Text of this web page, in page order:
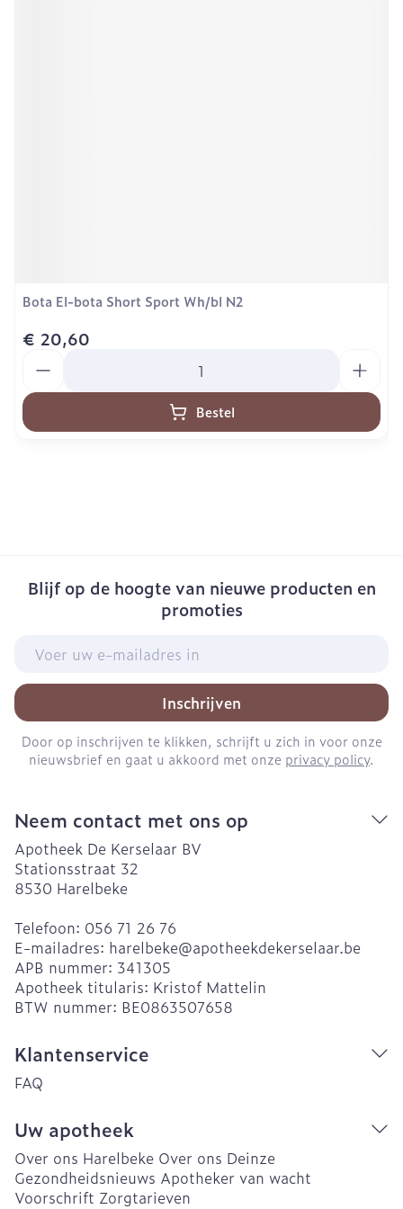
Bota El-bota Short Sport Wh/bl N2
€ 20,60
Bestel
Blijf op de hoogte van nieuwe producten en
promoties
Inschrijven
Door op inschrijven te klikken, schrijft u zich in voor onze
nieuwsbrief en gaat u akkoord met onze privacy policy.
Neem contact met ons op
Apotheek De Kerselaar BV
Stationsstraat 32
8530 Harelbeke
Telefoon: 056 71 26 76
E-mailadres: harelbeke@apotheekdekerselaar.be
APB nummer: 341305
Apotheek titularis: Kristof Mattelin
BTW nummer: BE0863507658
Klantenservice
FAQ
Uw apotheek
Over ons Harelbeke Over ons Deinze
Gezondheidsnieuws Apotheker van wacht
Voorschrift Zorgtarieven